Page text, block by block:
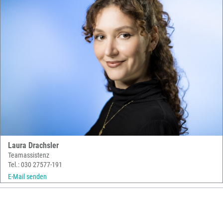
Laura Drachsler
Teamassistenz
Tel.: 030 27577-191
E-Mail senden